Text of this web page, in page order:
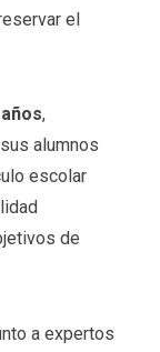
el
,
alumnos
escolar
de
a expertos